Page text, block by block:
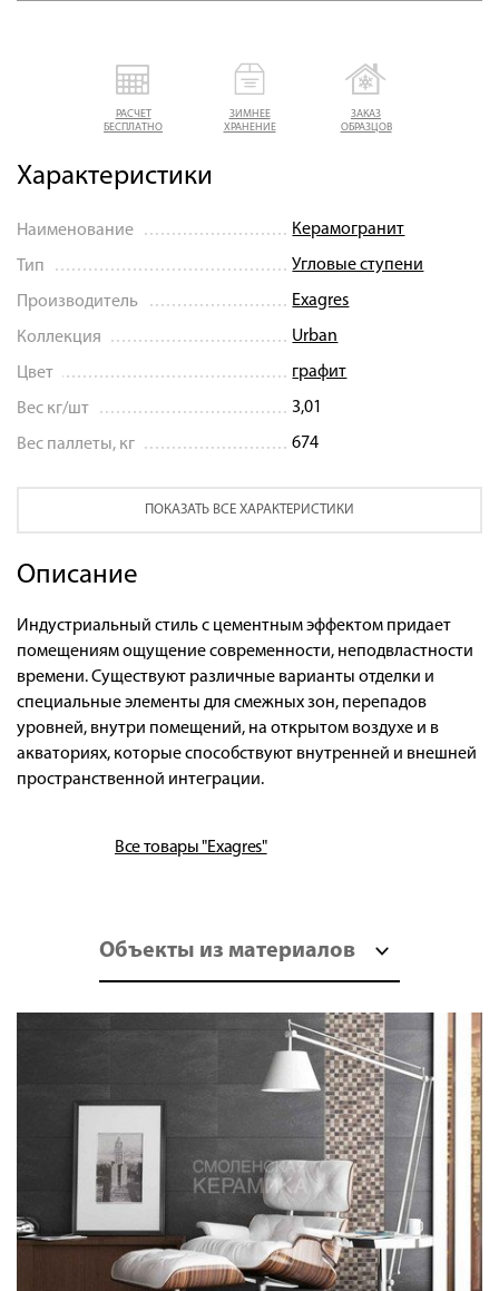
РАСЧЕТ
БЕСПЛАТНО
ЗИМНЕЕ
ХРАНЕНИЕ
ЗАКАЗ
ОБРАЗЦОВ
Характеристики
Наименование Керамогранит
Тип Угловые ступени
Производитель Exagres
Коллекция Urban
Цвет графит
Вес кг/шт 3,01
Вес паллеты, кг 674
ПОКАЗАТЬ ВСЕ ХАРАКТЕРИСТИКИ
Описание
Индустриальный стиль с цементным эффектом придает
помещениям ощущение современности, неподвластности
времени. Существуют различные варианты отделки и
специальные элементы для смежных зон, перепадов
уровней, внутри помещений, на открытом воздухе и в
акваториях, которые способствуют внутренней и внешней
пространственной интеграции.
Все товары "Exagres"
Объекты из материалов